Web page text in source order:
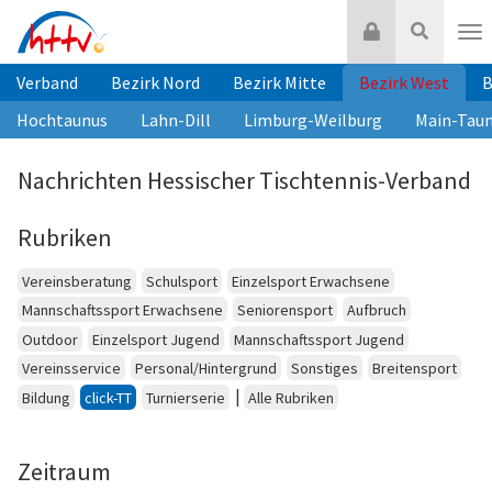
Inhalt
springen
Suche
Login
Verband Bezirk Nord Bezirk Mitte Bezirk West
Hochtaunus
Lahn-Dill Limburg-Weilburg Main-
Nachrichten Hessischer Tischtennis-Verband
Rubriken
Vereinsberatung Schulsport
Einzelsport Erwachsene
Mannschaftssport Erwachsene
Seniorensport
Aufbruch
Outdoor
Einzelsport Jugend
Mannschaftssport Jugend
Vereinsservice
Personal/Hintergrund Sonstiges
Breitensport
Bildung
click-TT Turnierserie | Alle Rubriken
Zeitraum